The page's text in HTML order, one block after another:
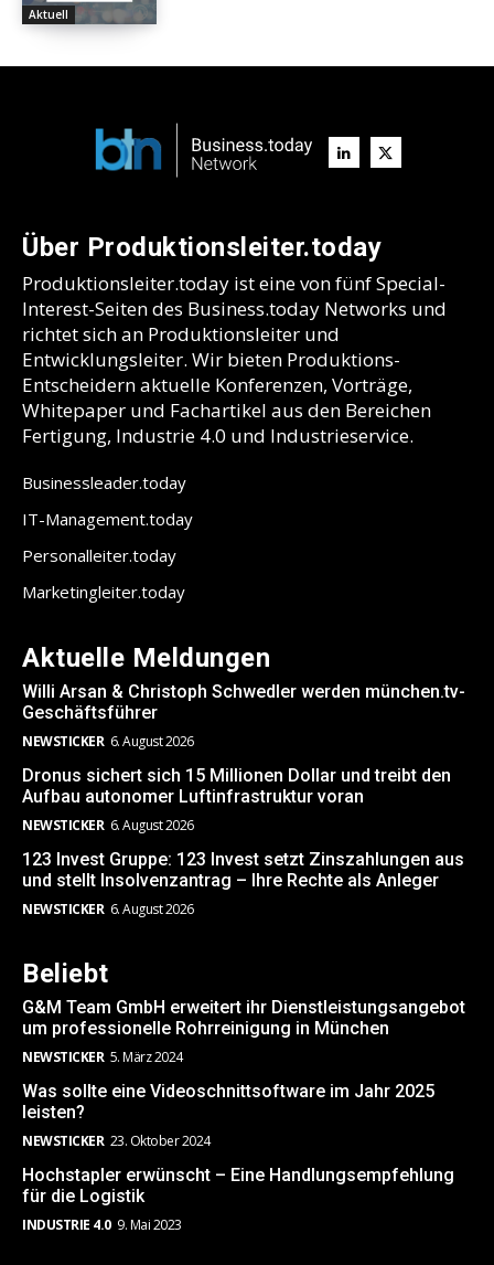
Aktuell
Über Produktionsleiter.today
Produktionsleiter.today ist eine von fünf Special-
Interest-Seiten des Business.today Networks und
richtet sich an Produktionsleiter und
Entwicklungsleiter. Wir bieten Produktions-
Entscheidern aktuelle Konferenzen, Vorträge,
Whitepaper und Fachartikel aus den Bereichen
Fertigung, Industrie 4.0 und Industrieservice.
Businessleader.today
IT-Management.today
Personalleiter.today
Marketingleiter.today
Aktuelle Meldungen
Willi Arsan & Christoph Schwedler werden münchen.tv-
Geschäftsführer
NEWSTICKER 6. August 2026
Dronus sichert sich 15 Millionen Dollar und treibt den
Aufbau autonomer Luftinfrastruktur voran
NEWSTICKER 6. August 2026
123 Invest Gruppe: 123 Invest setzt Zinszahlungen aus
und stellt Insolvenzantrag – Ihre Rechte als Anleger
NEWSTICKER 6. August 2026
Beliebt
G&M Team GmbH erweitert ihr Dienstleistungsangebot
um professionelle Rohrreinigung in München
NEWSTICKER 5. März 2024
Was sollte eine Videoschnittsoftware im Jahr 2025
leisten?
NEWSTICKER 23. Oktober 2024
Hochstapler erwünscht – Eine Handlungsempfehlung
für die Logistik
INDUSTRIE 4.0 9. Mai 2023